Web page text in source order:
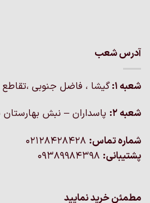
آدرس شعب
شعبه 1:
گيشا ، فاضل جنوبی ،تقاطع
شعبه 2:
پاسداران – نبش بهارستان
شماره تماس:
پشتیبانی:
مطمئن خرید نمایید